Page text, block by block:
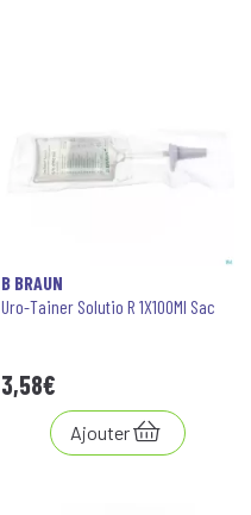
B BRAUN
Uro-Tainer Solutio R 1X100Ml Sac
3,58€
Ajouter